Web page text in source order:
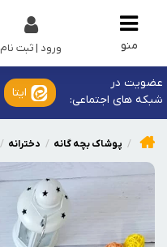
منو ورود | ثبت نام
عضویت در
شبکه های اجتماعی:
ایتا
پوشاک بچه گانه دخترانه